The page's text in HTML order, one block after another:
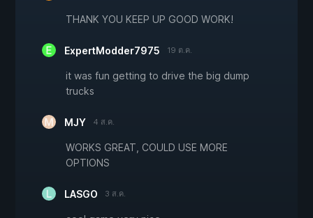
THANK YOU KEEP UP GOOD WORK!
ExpertModder7975 19 ต.ค.
it was fun getting to drive the big dump
trucks
MJY 4 ส.ค.
WORKS GREAT, COULD USE MORE
OPTIONS
LASGO 3 ส.ค.